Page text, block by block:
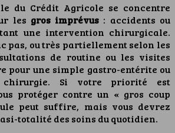
du Crédit Agricole se concentre
les gros imprévus : accidents ou
une intervention chirurgicale.
pas, ou très partiellement selon les
de routine ou les visites
pour une simple gastro-entérite ou
Si votre priorité est
protéger contre un « gros coup
peut suffire, mais vous devrez
totalité des soins du quotidien.